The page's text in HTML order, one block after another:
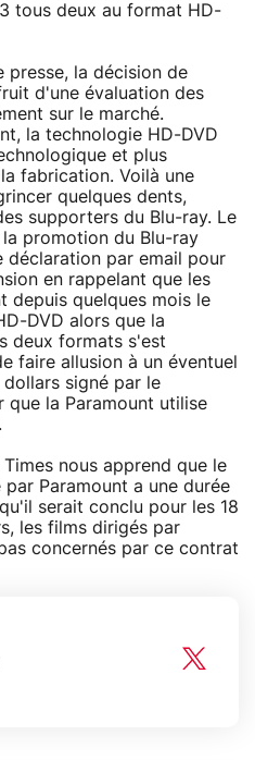
tous deux au format HD-
presse, la décision de
d'une évaluation des
sur le marché.
la technologie HD-DVD
et plus
fabrication. Voilà une
quelques dents,
supporters du Blu-ray. Le
promotion du Blu-ray
déclaration par email pour
en rappelant que les
depuis quelques mois le
DVD alors que la
deux formats s'est
faire allusion à un éventuel
signé par le
que la Paramount utilise
Times nous apprend que le
Paramount a une durée
serait conclu pour les 18
les films dirigés par
concernés par ce contrat